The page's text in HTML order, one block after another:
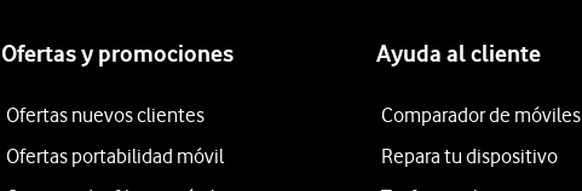
Ofertas y promociones
Ofertas nuevos clientes
Ofertas portabilidad móvil
Ayuda al cliente
Comparador de móviles
Repara tu dispositivo